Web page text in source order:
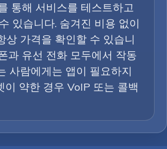
통해 서비스를 테스트하고
있습니다. 숨겨진 비용 없이
상 가격을 확인할 수 있습니
과 유선 전화 모두에서 작동
사람에게는 앱이 필요하지
이 약한 경우 VoIP 또는 콜백